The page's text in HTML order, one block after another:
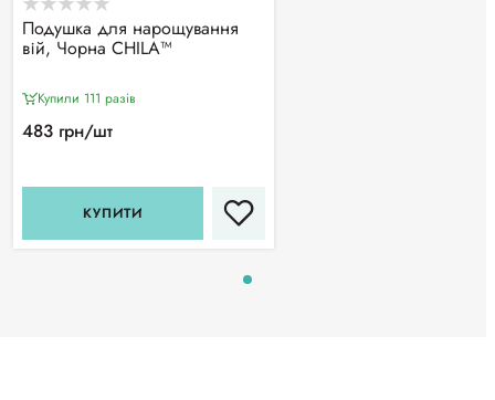
Подушка для нарощування
вій, Чорна CHILA™
Купили 111 разiв
483 грн/шт
КУПИТИ